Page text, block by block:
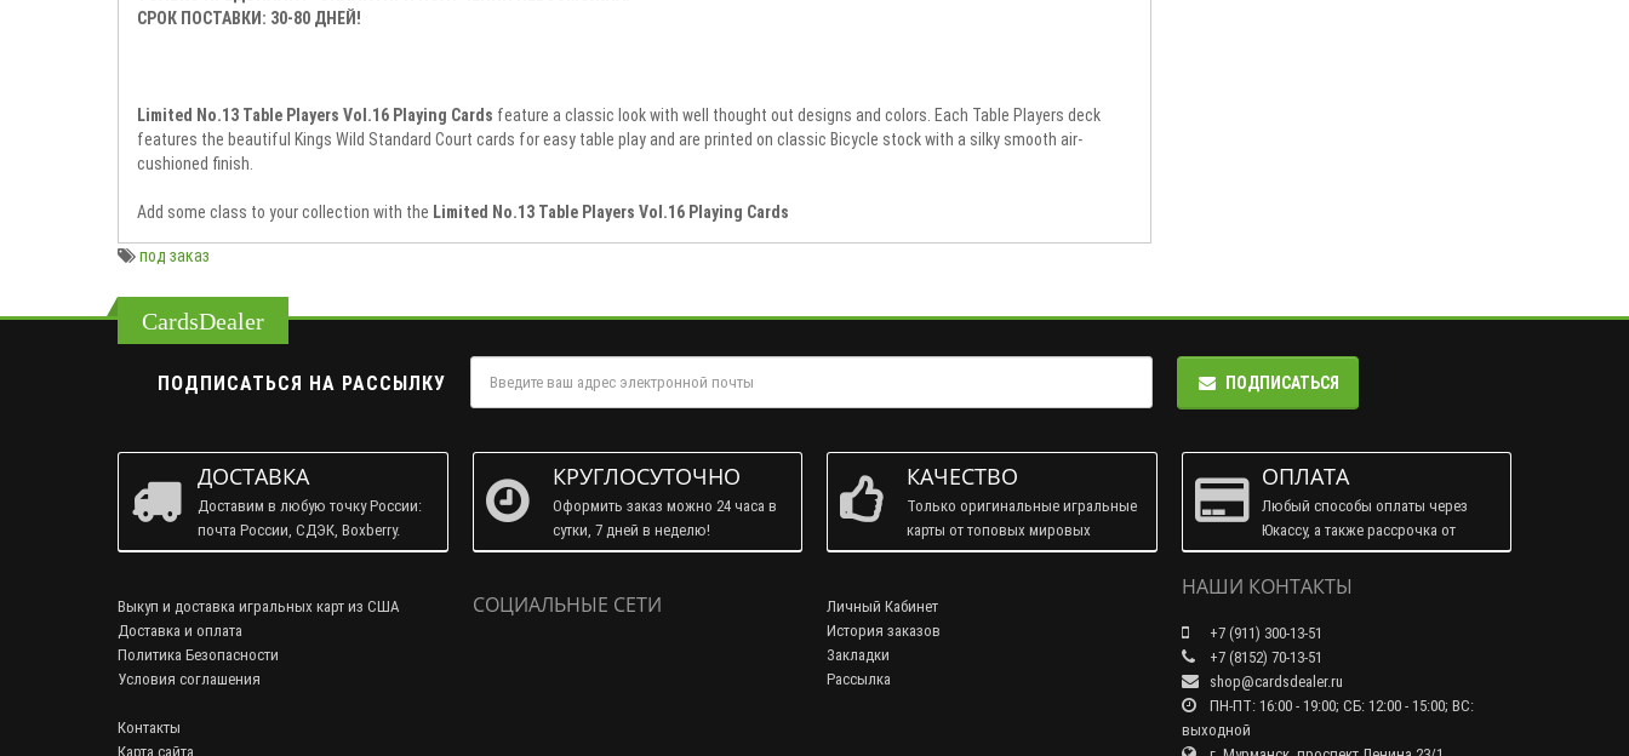
СРОК ПОСТАВКИ: 30-80 ДНЕЙ!
Limited No.13 Table Players Vol.16 Playing Cards feature a classic look with well thought out designs and colors. Each Table Players deck
features the beautiful Kings Wild Standard Court cards for easy table play and are printed on classic Bicycle stock with a silky smooth air-
cushioned finish.
Add some class to your collection with the Limited No.13 Table Players Vol.16 Playing Cards
под заказ
CardsDealer
ПОДПИСАТЬСЯ НА РАССЫЛКУ ПОДПИСАТЬСЯ
ДОСТАВКА
Доставим в любую точку России:
почта России, СДЭК, Boxberry.
КРУГЛОСУТОЧНО
Оформить заказ можно 24 часа в
сутки, 7 дней в неделю!
КАЧЕСТВО
Только оригинальные игральные
карты от топовых мировых
брендов!
ОПЛАТА
Любый способы оплаты через
Юкассу, а также рассрочка от
Тинькофф.
Выкуп и доставка игральных карт из США
Доставка и оплата
Политика Безопасности
Условия соглашения
Контакты
Карта сайта
СОЦИАЛЬНЫЕ СЕТИ
Личный Кабинет
История заказов
Закладки
Рассылка
НАШИ КОНТАКТЫ
+7 (911) 300-13-51
+7 (8152) 70-13-51
shop@cardsdealer.ru
ПН-ПТ: 16:00 - 19:00; СБ: 12:00 - 15:00; ВС:
выходной